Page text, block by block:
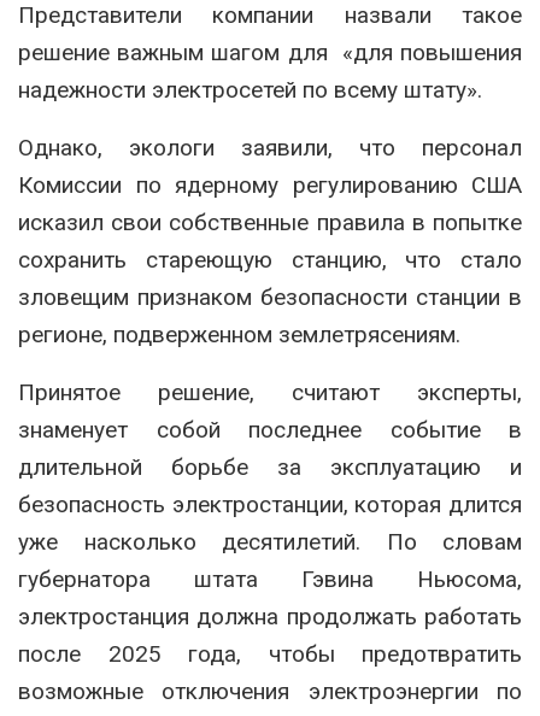
Представители компании назвали такое
решение важным шагом для «для повышения
надежности электросетей по всему штату».
Однако, экологи заявили, что персонал
Комиссии по ядерному регулированию США
исказил свои собственные правила в попытке
сохранить стареющую станцию, что стало
зловещим признаком безопасности станции в
регионе, подверженном землетрясениям.
Принятое решение, считают эксперты,
знаменует собой последнее событие в
длительной борьбе за эксплуатацию и
безопасность электростанции, которая длится
уже насколько десятилетий. По словам
губернатора штата Гэвина Ньюсома,
электростанция должна продолжать работать
после 2025 года, чтобы предотвратить
возможные отключения электроэнергии по